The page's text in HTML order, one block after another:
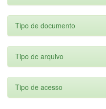
Tipo de documento
Tipo de arquivo
Tipo de acesso